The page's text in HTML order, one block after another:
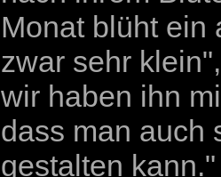
Monat blüht ein
zwar sehr
wir haben ihn
dass man auch
gestalten